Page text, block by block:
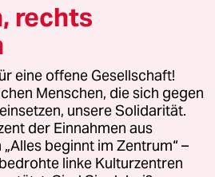
GmbH
Fragen oder für Genehmigungen
Kommune-Richtlinien
rechts
eine offene Gesellschaft!
Menschen, die sich gegen
unsere Solidarität.
der Einnahmen aus
beginnt im Zentrum“ –
linke Kulturzentren